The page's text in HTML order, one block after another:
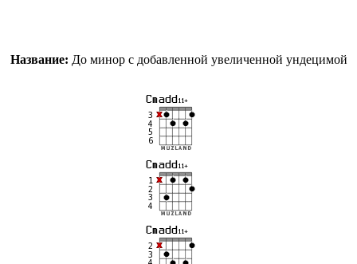
Название: До минор с добавленной увеличенной ундецимой